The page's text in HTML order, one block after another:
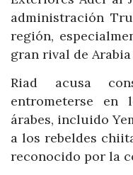
administración
región,
gran rival de
Riad acusa
entrometerse en
árabes, incluido
a los rebeldes
reconocido por la